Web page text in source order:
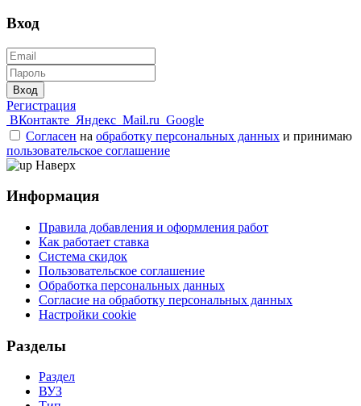
Вход
Вход
Регистрация
ВКонтакте Яндекс Mail.ru Google
Согласен на обработку персональных данных и принимаю
пользовательское соглашение
Наверх
Информация
Правила добавления и оформления работ
Как работает ставка
Система скидок
Пользовательское соглашение
Обработка персональных данных
Согласие на обработку персональных данных
Настройки cookie
Разделы
Раздел
ВУЗ